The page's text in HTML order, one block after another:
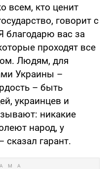
всем, кто ценит
говорит с
вас за
проходят все
Людям, для
Украины –
– быть
украинцев и
никакие
народ, у
сказал гарант.